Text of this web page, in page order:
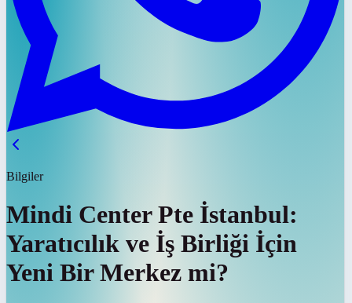
Bilgiler
Mindi Center Pte İstanbul:
Yaratıcılık ve İş Birliği İçin
Yeni Bir Merkez mi?